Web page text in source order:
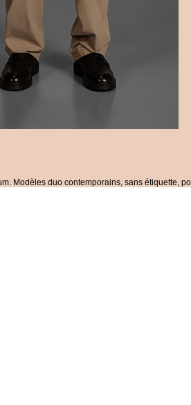
Modèles duo contemporains, sans étiquette,